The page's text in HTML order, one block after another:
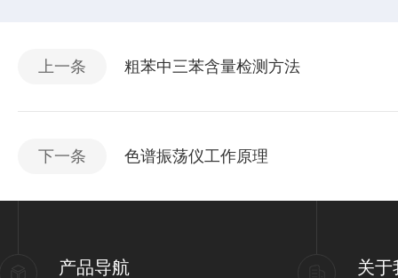
上一条 粗苯中三苯含量检测方法
下一条 色谱振荡仪工作原理
产品导航 关于